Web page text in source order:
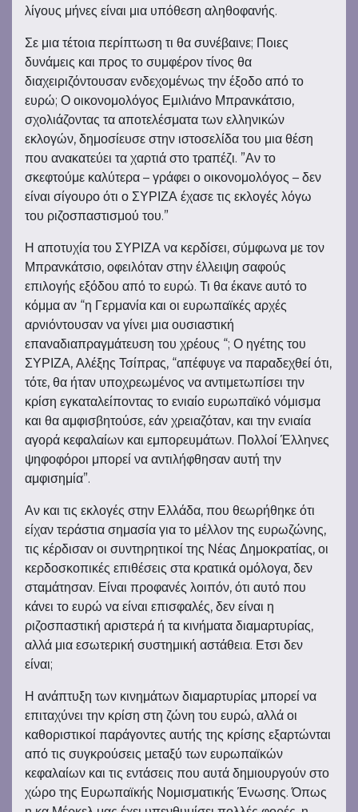
λίγους μήνες είναι μια υπόθεση αληθοφανής.
Σε μια τέτοια περίπτωση τι θα συνέβαινε; Ποιες
δυνάμεις και προς το συμφέρον τίνος θα
διαχειριζόντουσαν ενδεχομένως την έξοδο από το
ευρώ; Ο οικονομολόγος Εμιλιάνο Μπρανκάτσιο,
σχολιάζοντας τα αποτελέσματα των ελληνικών
εκλογών, δημοσίευσε στην ιστοσελίδα του μια θέση
που ανακατεύει τα χαρτιά στο τραπέζι. ”Αν το
σκεφτούμε καλύτερα – γράφει ο οικονομολόγος – δεν
είναι σίγουρο ότι ο ΣΥΡΙΖΑ έχασε τις εκλογές λόγω
του ριζοσπαστισμού του.”
Η αποτυχία του ΣΥΡΙΖΑ να κερδίσει, σύμφωνα με τον
Μπρανκάτσιο, οφειλόταν στην έλλειψη σαφούς
επιλογής εξόδου από το ευρώ. Τι θα έκανε αυτό το
κόμμα αν “η Γερμανία και οι ευρωπαϊκές αρχές
αρνιόντουσαν να γίνει μια ουσιαστική
επαναδιαπραγμάτευση του χρέους “; Ο ηγέτης του
ΣΥΡΙΖΑ, Αλέξης Τσίπρας, “απέφυγε να παραδεχθεί ότι,
τότε, θα ήταν υποχρεωμένος να αντιμετωπίσει την
κρίση εγκαταλείποντας το ενιαίο ευρωπαϊκό νόμισμα
και θα αμφισβητούσε, εάν χρειαζόταν, και την ενιαία
αγορά κεφαλαίων και εμπορευμάτων. Πολλοί Έλληνες
ψηφοφόροι μπορεί να αντιλήφθησαν αυτή την
αμφισημία”.
Αν και τις εκλογές στην Ελλάδα, που θεωρήθηκε ότι
είχαν τεράστια σημασία για το μέλλον της ευρωζώνης,
τις κέρδισαν οι συντηρητικοί της Νέας Δημοκρατίας, οι
κερδοσκοπικές επιθέσεις στα κρατικά ομόλογα, δεν
σταμάτησαν. Είναι προφανές λοιπόν, ότι αυτό που
κάνει το ευρώ να είναι επισφαλές, δεν είναι η
ριζοσπαστική αριστερά ή τα κινήματα διαμαρτυρίας,
αλλά μια εσωτερική συστημική αστάθεια. Ετσι δεν
είναι;
Η ανάπτυξη των κινημάτων διαμαρτυρίας μπορεί να
επιταχύνει την κρίση στη ζώνη του ευρώ, αλλά οι
καθοριστικοί παράγοντες αυτής της κρίσης εξαρτώνται
από τις συγκρούσεις μεταξύ των ευρωπαϊκών
κεφαλαίων και τις εντάσεις που αυτά δημιουργούν στο
χώρο της Ευρωπαϊκής Νομισματικής Ένωσης. Όπως